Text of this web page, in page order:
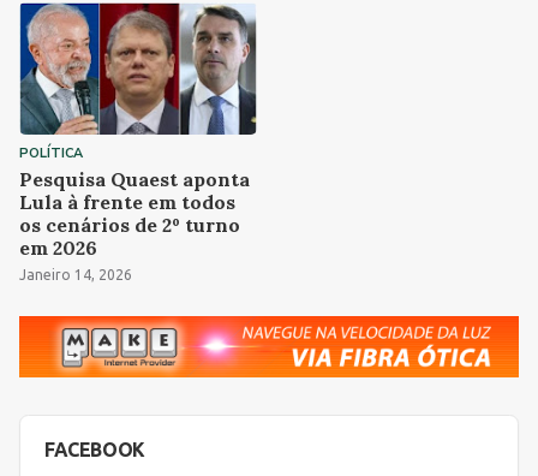
POLÍTICA
Pesquisa Quaest aponta
Lula à frente em todos
os cenários de 2º turno
em 2026
Janeiro 14, 2026
FACEBOOK